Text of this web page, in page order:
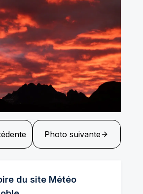
Photo suivante
du site Météo